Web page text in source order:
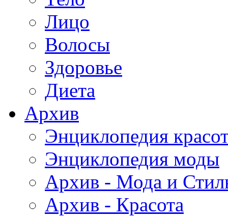
Лицо
Волосы
Здоровье
Диета
Архив
Энциклопедия
Энциклопедия моды
Архив - Мода и
Архив - Красота